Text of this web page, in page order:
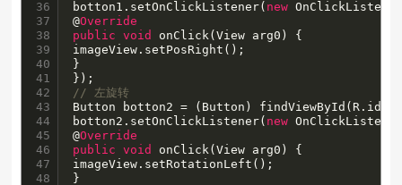
36
37
38
39
40
41
42
43
44
45
46
47
48
botton1.setOnClickListener( new
@Override
public
void
onClick(View arg0) {
imageView.setPosRight();
}
// 左旋转
Button botton2 = (Button)
botton2.setOnClickListener( new
@Override
public
void
onClick(View arg0) {
imageView.setRotationLeft();
}